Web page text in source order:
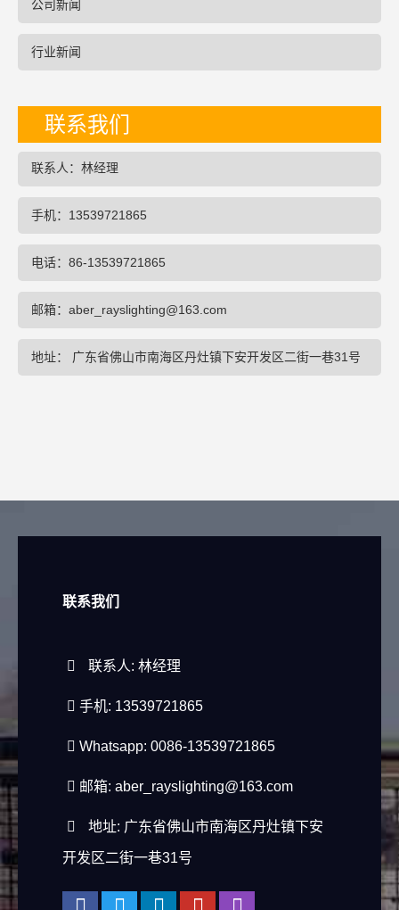
公司新闻
行业新闻
联系我们
联系人：林经理
手机：13539721865
电话：86-13539721865
邮箱：aber_rayslighting@163.com
地址： 广东省佛山市南海区丹灶镇下安开发区二街一巷31号
联系我们
联系人: 林经理
手机: 13539721865
Whatsapp: 0086-13539721865
邮箱: aber_rayslighting@163.com
地址: 广东省佛山市南海区丹灶镇下安
开发区二街一巷31号